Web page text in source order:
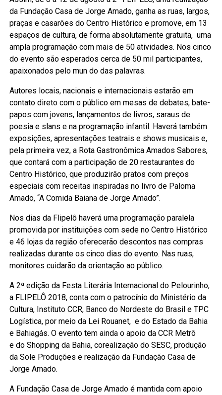
da Fundação Casa de Jorge Amado, ganha as ruas, largos,
praças e casarões do Centro Histórico e promove, em 13
espaços de cultura, de forma absolutamente gratuita, uma
ampla programação com mais de 50 atividades. Nos cinco
do evento são esperados cerca de 50 mil participantes,
apaixonados pelo mun do das palavras.
Autores locais, nacionais e internacionais estarão em
contato direto com o público em mesas de debates, bate-
papos com jovens, lançamentos de livros, saraus de
poesia e slans e na programação infantil. Haverá também
exposições, apresentações teatrais e shows musicais e,
pela primeira vez, a Rota Gastronômica Amados Sabores,
que contará com a participação de 20 restaurantes do
Centro Histórico, que produzirão pratos com preços
especiais com receitas inspiradas no livro de Paloma
Amado, “A Comida Baiana de Jorge Amado”.
Nos dias da Flipelô haverá uma programação paralela
promovida por instituições com sede no Centro Histórico
e 46 lojas da região oferecerão descontos nas compras
realizadas durante os cinco dias do evento. Nas ruas,
monitores cuidarão da orientação ao público.
A 2ª edição da Festa Literária Internacional do Pelourinho,
a FLIPELÔ 2018, conta com o patrocínio do Ministério da
Cultura, Instituto CCR, Banco do Nordeste do Brasil e TPC
Logística, por meio da Lei Rouanet, e do Estado da Bahia
e Bahiagás. O evento tem ainda o apoio da CCR Metrô
e do Shopping da Bahia, corealização do SESC, produção
da Sole Produções e realização da Fundação Casa de
Jorge Amado.
A Fundação Casa de Jorge Amado é mantida com apoio